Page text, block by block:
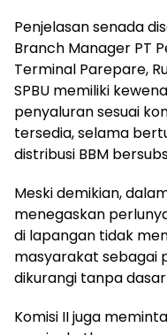
Penjelasan senada
Branch Manager PT
Terminal Parepare,
SPBU memiliki
penyaluran sesuai
tersedia, selama
distribusi BBM
Meski demikian,
menegaskan
di lapangan tidak
masyarakat sebagai
dikurangi tanpa
Komisi II juga